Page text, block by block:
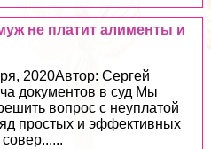
не платит алименты и
2020Автор: Сергeй
документов в суд Мы
вопрос с неуплатой
простых и эффективных